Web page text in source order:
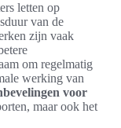
letten op
van de
zijn vaak
om regelmatig
werking van
voor
maar ook het